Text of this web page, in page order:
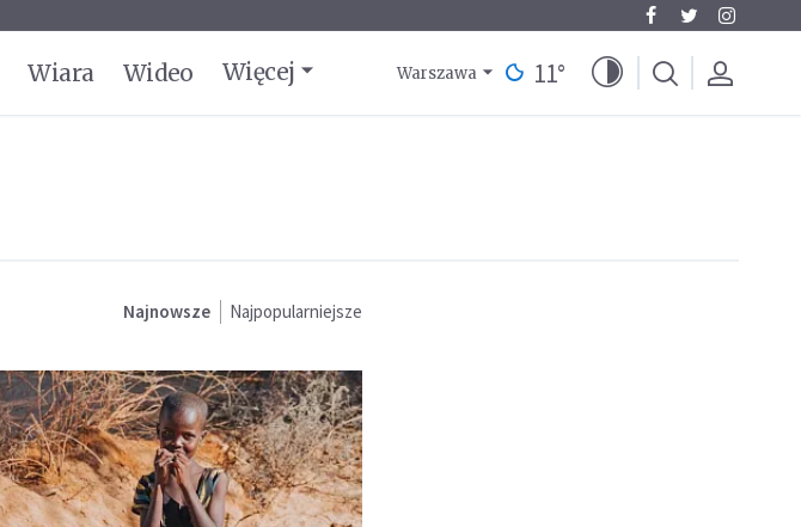
Wiara Wideo Więcej Warszawa 11°
Najnowsze Najpopularniejsze